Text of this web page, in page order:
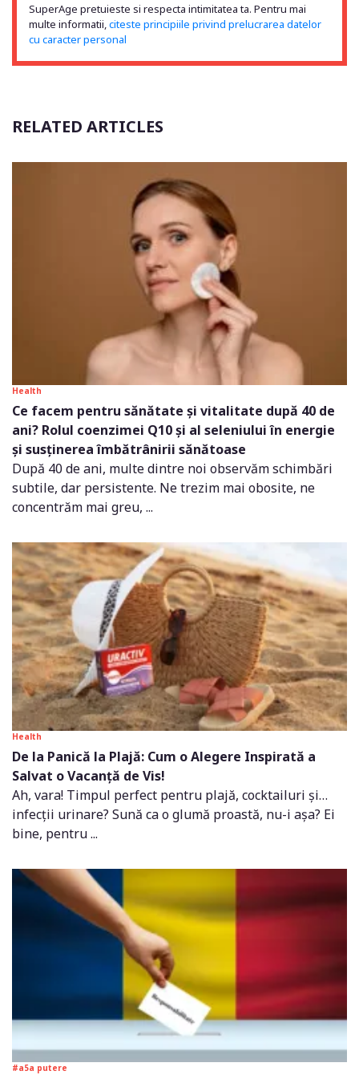
SuperAge pretuieste si respecta intimitatea ta. Pentru mai
multe informatii, citeste principiile privind prelucrarea datelor
cu caracter personal
RELATED ARTICLES
Health
Ce facem pentru sănătate și vitalitate după 40 de
ani? Rolul coenzimei Q10 și al seleniului în energie
și susținerea îmbătrânirii sănătoase
După 40 de ani, multe dintre noi observăm schimbări
subtile, dar persistente. Ne trezim mai obosite, ne
concentrăm mai greu, ...
Health
De la Panică la Plajă: Cum o Alegere Inspirată a
Salvat o Vacanță de Vis!
Ah, vara! Timpul perfect pentru plajă, cocktailuri și…
infecții urinare? Sună ca o glumă proastă, nu-i așa? Ei
bine, pentru ...
#a5a putere